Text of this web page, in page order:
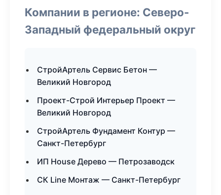
Компании в регионе: Северо-
Западный федеральный округ
СтройАртель Сервис Бетон —
Великий Новгород
Проект-Строй Интерьер Проект —
Великий Новгород
СтройАртель Фундамент Контур —
Санкт-Петербург
ИП House Дерево — Петрозаводск
СК Line Монтаж — Санкт-Петербург